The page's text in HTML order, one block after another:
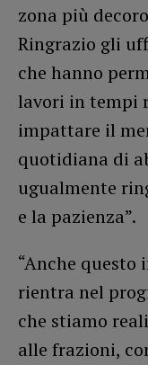
zona più
Ringrazio gli
che hanno
lavori in tempi
impattare il
quotidiana di
ugualmente
e la pazienza”.
“Anche questo
rientra nel
che stiamo
alle frazioni,